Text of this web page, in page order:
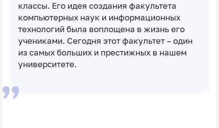
классы. Его идея создания факультета
компьютерных наук и информационных
технологий была воплощена в жизнь его
учениками. Сегодня этот факультет – один
из самых больших и престижных в нашем
университете.